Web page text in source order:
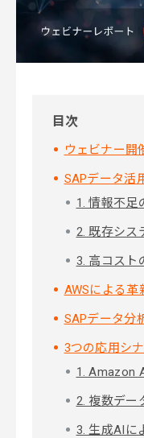
目次
ウェビナー開
SAPデータ活
1. 情報不足
2. 既存シス
3. 高コスト
AWSによる
SAPデータ分
3つの応用シ
1. Amazon
2. 複数デー
3. 生成AIに